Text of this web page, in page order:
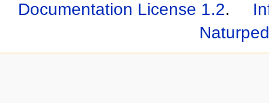
Documentation License 1.2.